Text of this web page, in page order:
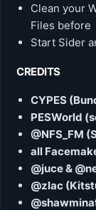
Clean your
Files before
Start Sider
CREDITS
CYPES
PESWorld
@NFS_FM
all
@juce &
@zlac